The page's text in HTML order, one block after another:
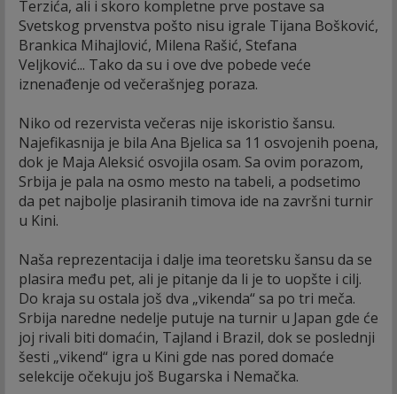
Terzića, ali i skoro kompletne prve postave sa
Svetskog prvenstva pošto nisu igrale Tijana Bošković,
Brankica Mihajlović, Milena Rašić, Stefana
Veljković... Tako da su i ove dve pobede veće
iznenađenje od večerašnjeg poraza.
Niko od rezervista večeras nije iskoristio šansu.
Najefikasnija je bila Ana Bjelica sa 11 osvojenih poena,
dok je Maja Aleksić osvojila osam. Sa ovim porazom,
Srbija je pala na osmo mesto na tabeli, a podsetimo
da pet najbolje plasiranih timova ide na završni turnir
u Kini.
Naša reprezentacija i dalje ima teoretsku šansu da se
plasira među pet, ali je pitanje da li je to uopšte i cilj.
Do kraja su ostala još dva „vikenda“ sa po tri meča.
Srbija naredne nedelje putuje na turnir u Japan gde će
joj rivali biti domaćin, Tajland i Brazil, dok se poslednji
šesti „vikend“ igra u Kini gde nas pored domaće
selekcije očekuju još Bugarska i Nemačka.